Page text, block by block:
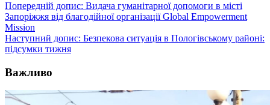
Попередній допис: Видача гуманітарної допомоги в місті
Запоріжжя від благодійної організації Global Empowerment
Mission
Наступний допис: Безпекова ситуація в Пологівському районі:
підсумки тижня
Важливо